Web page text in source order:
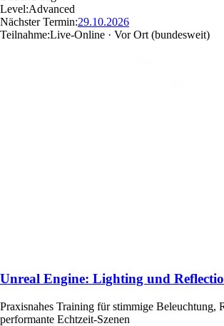
Level:Advanced
Nächster Termin:29.10.2026
Teilnahme:Live-Online · Vor Ort (bundesweit)
Unreal Engine: Lighting und
Praxisnahes Training für stimmige Beleuchtung,
performante Echtzeit-Szenen